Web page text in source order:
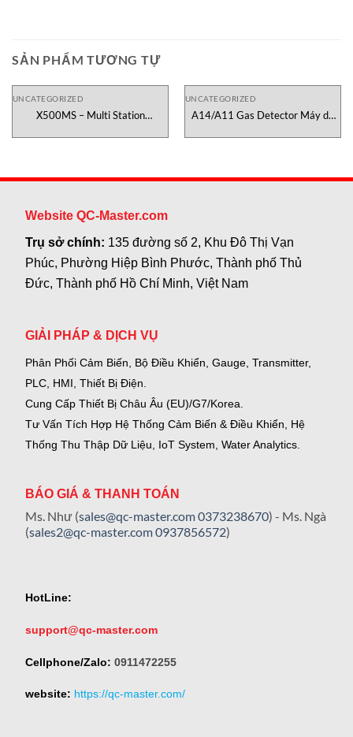
SẢN PHẨM TƯƠNG TỰ
UNCATEGORIZED
X500MS – Multi Station
UNCATEGORIZED
A14/A11 Gas Detector Máy dò
Website QC-Master.com
Trụ sở chính: 135 đường số 2, Khu Đô Thị Vạn
Phúc, Phường Hiệp Bình Phước, Thành phố Thủ
Đức, Thành phố Hồ Chí Minh, Việt Nam
GIẢI PHÁP & DỊCH VỤ
Phân Phối Cảm Biến, Bộ Điều Khiển, Gauge, Transmitter,
PLC, HMI, Thiết Bị Điện.
Cung Cấp Thiết Bị Châu Âu (EU)/G7/Korea.
Tư Vấn Tích Hợp Hệ Thống Cảm Biến & Điều Khiển, Hệ
Thống Thu Thập Dữ Liệu, IoT System, Water Analytics.
BÁO GIÁ & THANH TOÁN
Ms. Như (sales@qc-master.com0373238670) - Ms. Ngà
(sales2@qc-master.com0937856572)
HotLine:
support@qc-master.com
Cellphone/Zalo: 0911472255
website: https://qc-master.com/